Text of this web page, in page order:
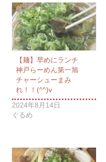
【麺】早めにランチ
神戸らーめん第一旭
チャーシューまみ
れ！！(^^)v
2024年8月14日
ぐるめ